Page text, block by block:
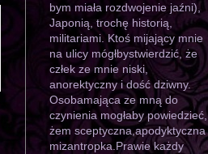
bym miała rozdwojenie jaźni),
Japonią, trochę historią,
militariami. Ktoś mijający mnie
na ulicy mógłbystwierdzić, że
człek ze mnie niski,
anorektyczny i dość dziwny.
Osobamająca ze mną do
czynienia mogłaby powiedzieć,
żem sceptyczna,apodyktyczna
mizantropka.Prawie każdy